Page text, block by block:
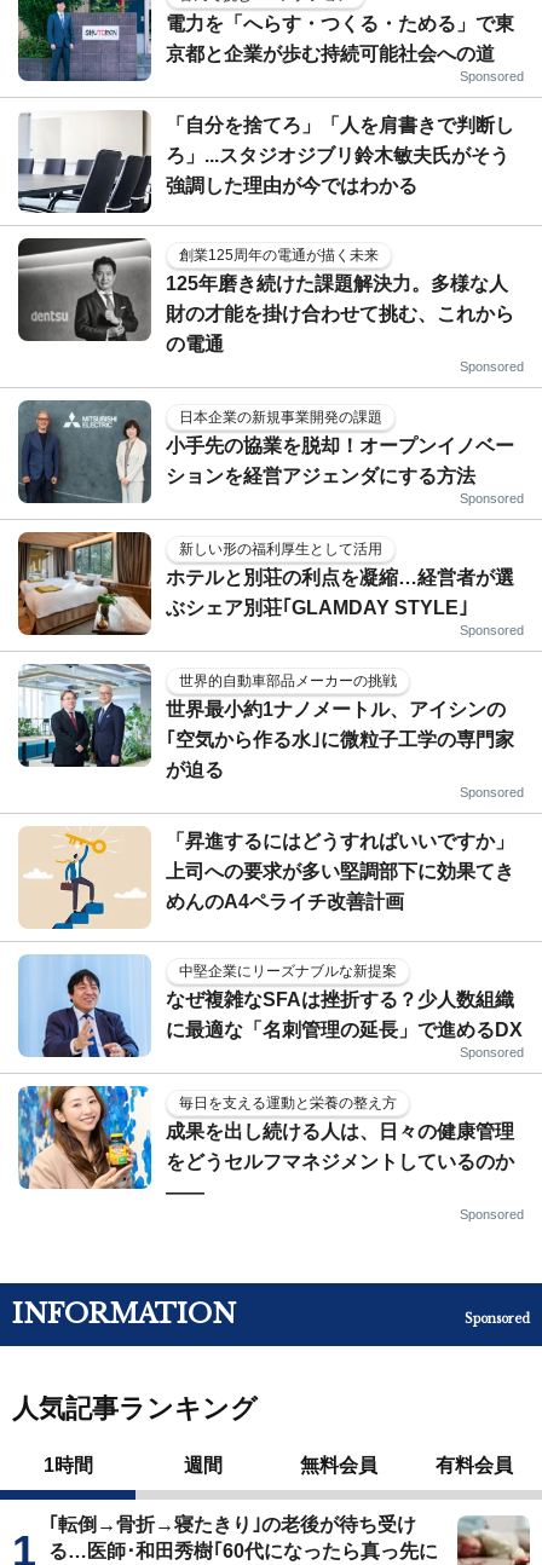
電力を「へらす・つくる・ためる」で東
京都と企業が歩む持続可能社会への道
Sponsored
「自分を捨てろ」「人を肩書きで判断し
ろ」...スタジオジブリ鈴木敏夫氏がそう
強調した理由が今ではわかる
創業125周年の電通が描く未来
125年磨き続けた課題解決力。多様な人
財の才能を掛け合わせて挑む、これから
の電通
Sponsored
日本企業の新規事業開発の課題
小手先の協業を脱却！オープンイノベー
ションを経営アジェンダにする方法
Sponsored
新しい形の福利厚生として活用
ホテルと別荘の利点を凝縮…経営者が選
ぶシェア別荘｢GLAMDAY STYLE｣
Sponsored
世界的自動車部品メーカーの挑戦
世界最小約1ナノメートル、アイシンの
｢空気から作る水｣に微粒子工学の専門家
が迫る
Sponsored
「昇進するにはどうすればいいですか」
上司への要求が多い堅調部下に効果てき
めんのA4ペライチ改善計画
中堅企業にリーズナブルな新提案
なぜ複雑なSFAは挫折する？少人数組織
に最適な「名刺管理の延長」で進めるDX
Sponsored
毎日を支える運動と栄養の整え方
成果を出し続ける人は、日々の健康管理
をどうセルフマネジメントしているのか
——
Sponsored
INFORMATION Sponsored
人気記事ランキング
1時間 週間 無料会員 有料会員
｢転倒→骨折→寝たきり｣の老後が待ち受け
る…医師･和田秀樹｢60代になったら真っ先に